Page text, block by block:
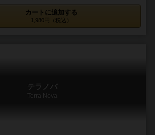
カートに追加する
1,980円（税込）
テラノバ
Terra Nova